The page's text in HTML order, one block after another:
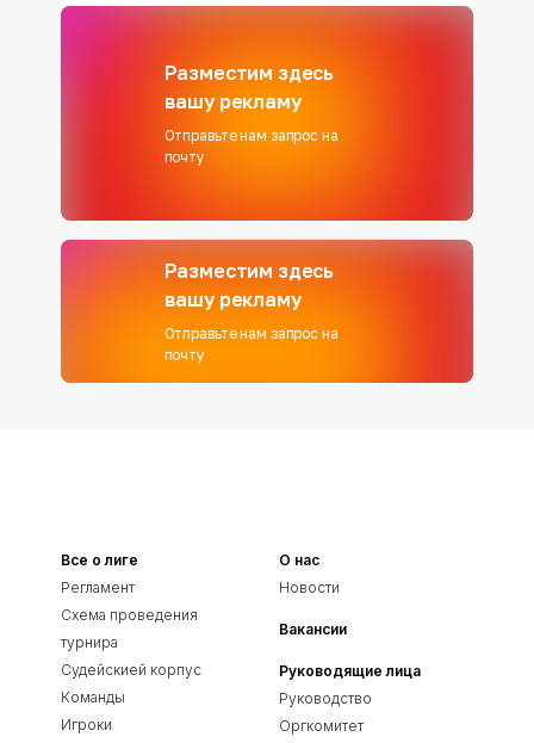
Разместим здесь
вашу рекламу
Отправьте нам запрос на
почту
Разместим здесь
вашу рекламу
Отправьте нам запрос на
почту
Все о лиге
Регламент
Схема проведения
турнира
Судейскией корпус
Команды
Игроки
О нас
Новости
Вакансии
Руководящие лица
Руководство
Оргкомитет